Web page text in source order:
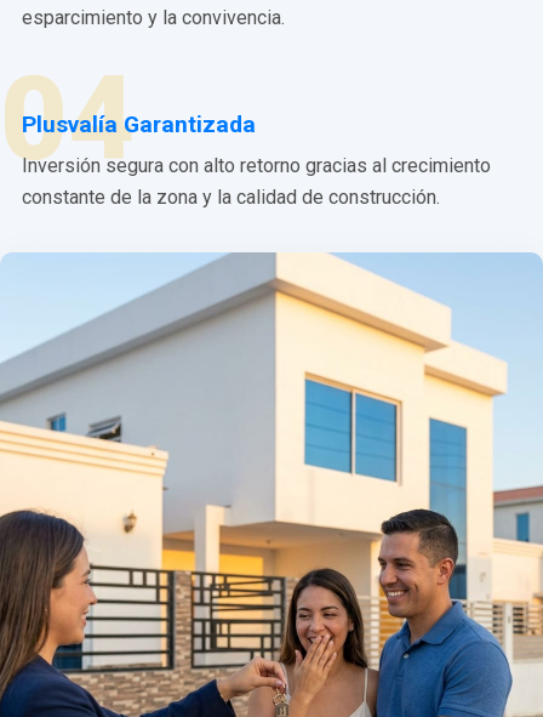
esparcimiento y la convivencia.
04
Plusvalía Garantizada
Inversión segura con alto retorno gracias al crecimiento
constante de la zona y la calidad de construcción.